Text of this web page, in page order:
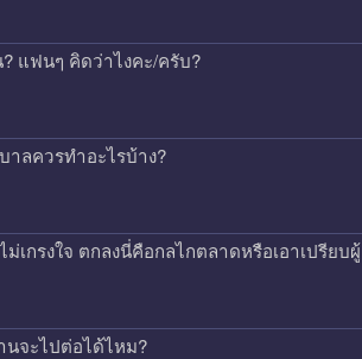
แฟนๆ คิดว่าไงคะ/ครับ?
าลควรทำอะไรบ้าง?
กรงใจ ตกลงนี่คือกลไกตลาดหรือเอาเปรียบผู้
นจะไปต่อได้ไหม?